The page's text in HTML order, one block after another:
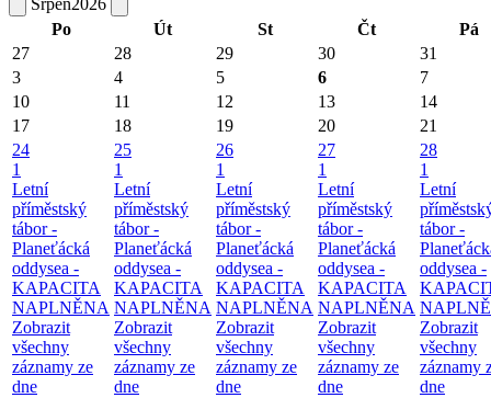
Srpen2026
Po
Út St Čt
Pá
27
28 29 30
31
3
4 5 6
7
10
11 12 13
14
17
18 19 20
21
24
1
Letní
příměstský
tábor -
Planeťácká
oddysea -
KAPACITA
NAPLNĚNA
Zobrazit
všechny
záznamy ze
dne
25
1
Letní
příměstský
tábor -
Planeťácká
oddysea -
KAPACITA
NAPLNĚNA
Zobrazit
všechny
záznamy ze
dne
26
1
Letní
příměstský
tábor -
Planeťácká
oddysea -
KAPACITA
NAPLNĚNA
Zobrazit
všechny
záznamy ze
dne
27
1
Letní
příměstský
tábor -
Planeťácká
oddysea -
KAPACITA
NAPLNĚNA
Zobrazit
všechny
záznamy ze
dne
28
1
Letní
tábor -
oddysea -
Zobrazit
všechny
záznamy
dne